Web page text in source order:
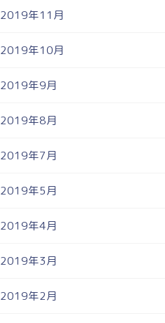
2019年11月
2019年10月
2019年9月
2019年8月
2019年7月
2019年5月
2019年4月
2019年3月
2019年2月